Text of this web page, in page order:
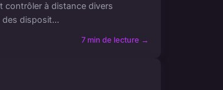
contrôler à distance divers
disposit...
7 min de lecture →